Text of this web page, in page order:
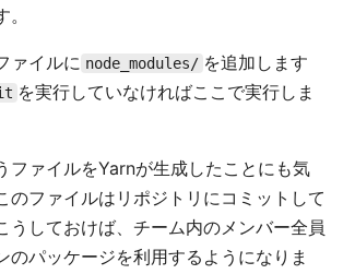
ァイルに node_modules/ を追加します
を実行していなければここで実行しま
ファイルをYarnが生成したことにも気
のファイルはリポジトリにコミットして
うしておけば、チーム内のメンバー全員
のパッケージを利用するようになりま